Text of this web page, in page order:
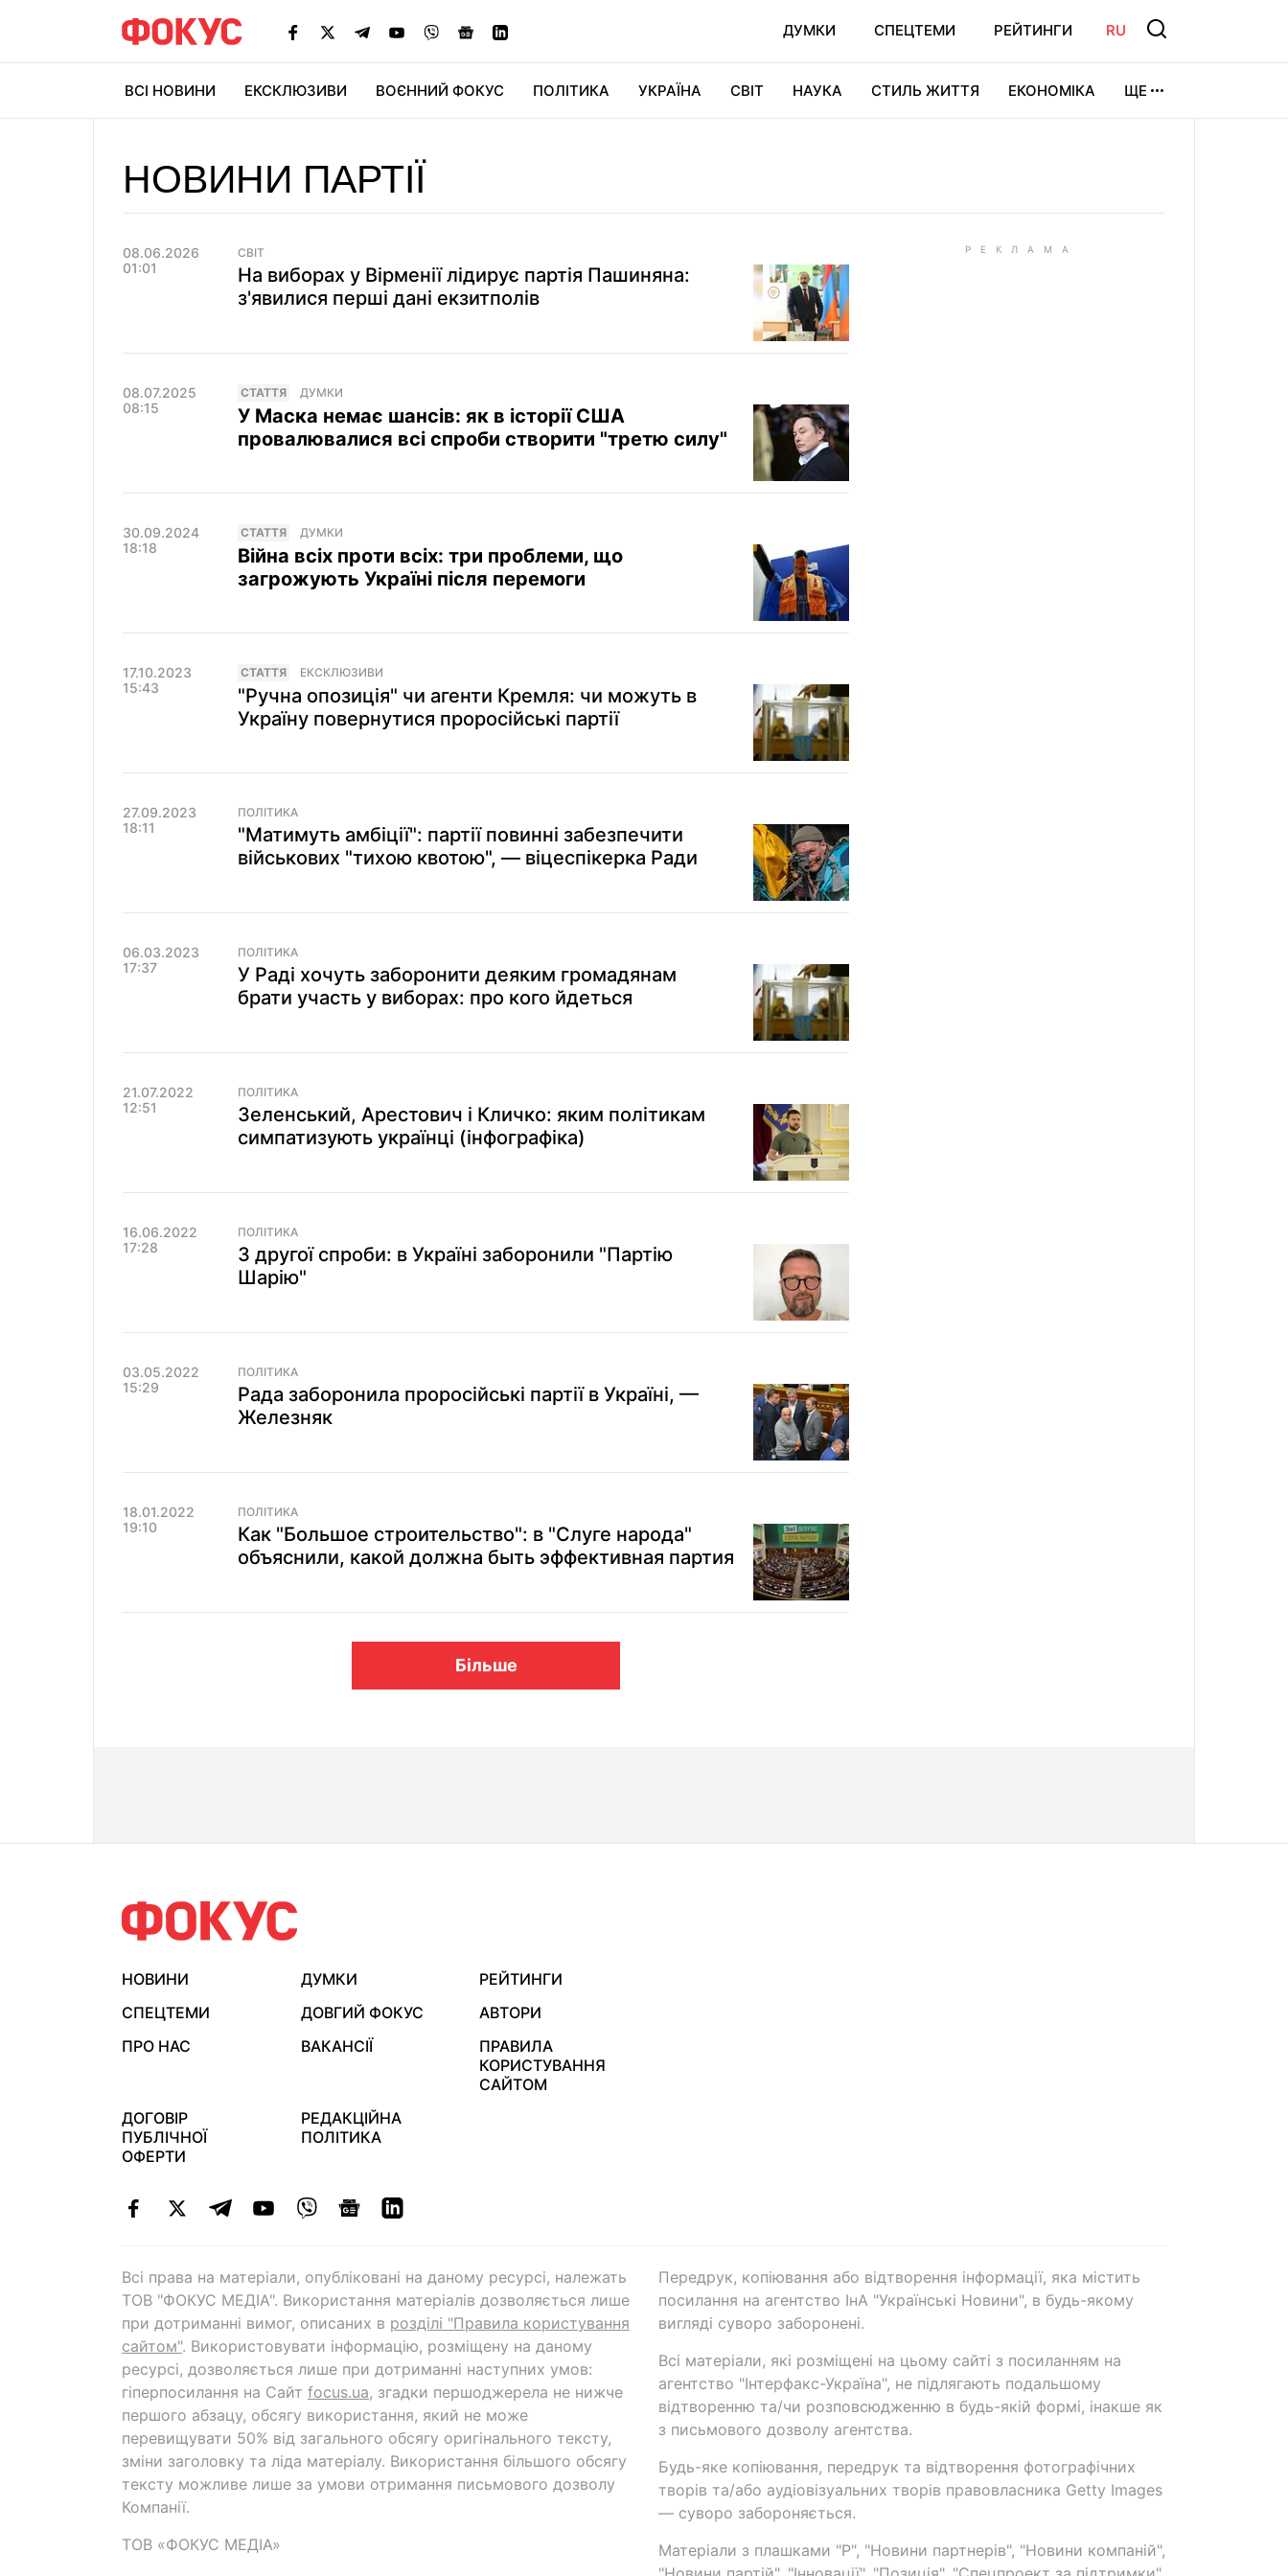
ДУМКИ СПЕЦТЕМИ РЕЙТИНГИ RU
ВСІ НОВИНИ ЕКСКЛЮЗИВИ ВОЄННИЙ ФОКУС ПОЛІТИКА УКРАЇНА СВІТ НАУКА СТИЛЬ ЖИТТЯ ЕКОНОМІКА ЩЕ
НОВИНИ ПАРТІЇ
08.06.2026
01:01
СВІТ
На виборах у Вірменії лідирує партія Пашиняна:
з'явилися перші дані екзитполів
08.07.2025
08:15
СТАТТЯ ДУМКИ
У Маска немає шансів: як в історії США
провалювалися всі спроби створити "третю силу"
30.09.2024
18:18
СТАТТЯ ДУМКИ
Війна всіх проти всіх: три проблеми, що
загрожують Україні після перемоги
17.10.2023
15:43
СТАТТЯ ЕКСКЛЮЗИВИ
"Ручна опозиція" чи агенти Кремля: чи можуть в
Україну повернутися проросійські партії
27.09.2023
18:11
ПОЛІТИКА
"Матимуть амбіції": партії повинні забезпечити
військових "тихою квотою", — віцеспікерка Ради
06.03.2023
17:37
ПОЛІТИКА
У Раді хочуть заборонити деяким громадянам
брати участь у виборах: про кого йдеться
21.07.2022
12:51
ПОЛІТИКА
Зеленський, Арестович і Кличко: яким політикам
симпатизують українці (інфографіка)
16.06.2022
17:28
ПОЛІТИКА
З другої спроби: в Україні заборонили "Партію
Шарію"
03.05.2022
15:29
ПОЛІТИКА
Рада заборонила проросійські партії в Україні, —
Железняк
18.01.2022
19:10
ПОЛІТИКА
Как "Большое строительство": в "Слуге народа"
объяснили, какой должна быть эффективная партия
Більше
НОВИНИ ДУМКИ
РЕЙТИНГИ
СПЕЦТЕМИ
ДОВГИЙ ФОКУС
АВТОРИ
ПРО НАС
ВАКАНСІЇ
ПРАВИЛА
КОРИСТУВАННЯ
САЙТОМ
ДОГОВІР
ПУБЛІЧНОЇ
ОФЕРТИ
РЕДАКЦІЙНА
ПОЛІТИКА
Всі права на матеріали, опубліковані на даному ресурсі, належать
ТОВ "ФОКУС МЕДІА". Використання матеріалів дозволяється лише
при дотриманні вимог, описаних в розділі "Правила користування
сайтом". Використовувати інформацію, розміщену на даному
ресурсі, дозволяється лише при дотриманні наступних умов:
гіперпосилання на Cайт focus.ua, згадки першоджерела не нижче
першого абзацу, обсягу використання, який не може
перевищувати 50% від загального обсягу оригінального тексту,
зміни заголовку та ліда матеріалу. Використання більшого обсягу
тексту можливе лише за умови отримання письмового дозволу
Компанії.
ТОВ «ФОКУС МЕДІА»
Передрук, копіювання або відтворення інформації, яка містить
посилання на агентство ІнА "Українські Новини", в будь-якому
вигляді суворо заборонені.
Всі матеріали, які розміщені на цьому сайті з посиланням на
агентство "Інтерфакс-Україна", не підлягають подальшому
відтворенню та/чи розповсюдженню в будь-якій формі, інакше як
з письмового дозволу агентства.
Будь-яке копіювання, передрук та відтворення фотографічних
творів та/або аудіовізуальних творів правовласника Getty Images
— суворо забороняється.
Матеріали з плашками "Р", "Новини партнерів", "Новини компаній",